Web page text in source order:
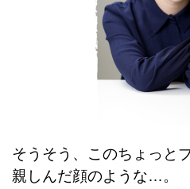
そうそう、このちょっと
親しんだ顔のような…。